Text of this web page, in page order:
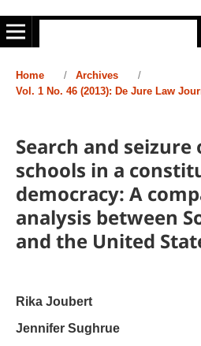
Home / Archives
/
Vol. 1 No. 46 (2013): De Jure Law
Search and
schools in a
democracy: A
analysis between
and the United
Rika Joubert
Jennifer Sughrue